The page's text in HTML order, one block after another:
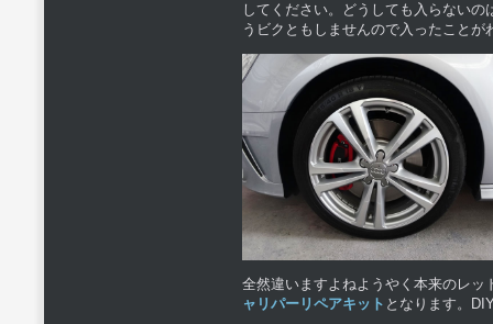
してください。どうしても入らない
うビクともしませんので入ったこと
全然違いますよねようやく本来のレ
ャリパーリペアキット となります。